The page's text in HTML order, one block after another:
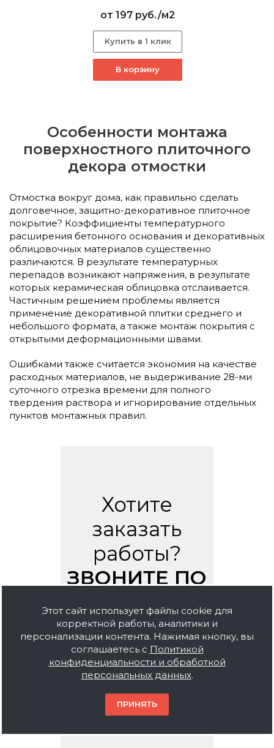
от 197 руб./м2
Купить в 1 клик
В корзину
Особенности монтажа
поверхностного плиточного
декора отмостки
Отмостка вокруг дома, как правильно сделать
долговечное, защитно-декоративное плиточное
покрытие? Коэффициенты температурного
расширения бетонного основания и декоративных
облицовочных материалов существенно
различаются. В результате температурных
перепадов возникают напряжения, в результате
которых керамическая облицовка отслаивается.
Частичным решением проблемы является
применение декоративной плитки среднего и
небольшого формата, а также монтаж покрытия с
открытыми деформационными швами.
Ошибками также считается экономия на качестве
расходных материалов, не выдерживание 28-ми
суточного отрезка времени для полного
твердения раствора и игнорирование отдельных
пунктов монтажных правил.
Хотите
заказать
работы?
ЗВОНИТЕ ПО
НОМЕРУ
8 (495) 212
06 41
Этот сайт использует файлы cookie для
корректной работы, аналитики и
персонализации контента. Нажимая кнопку, вы
соглашаетесь с Политикой
конфиденциальности и обработкой
персональных данных.
ПРИНЯТЬ